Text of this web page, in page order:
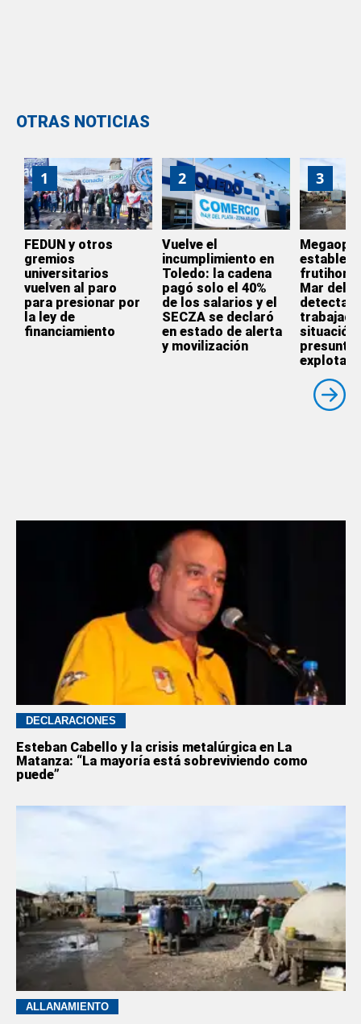
OTRAS NOTICIAS
1
FEDUN y otros
gremios
universitarios
vuelven al paro
para presionar por
la ley de
financiamiento
2
Vuelve el
incumplimiento en
Toledo: la cadena
pagó solo el 40%
de los salarios y el
SECZA se declaró
en estado de alerta
y movilización
3
Mar del
situación
presunta
DECLARACIONES
Esteban Cabello y la crisis metalúrgica en La
Matanza: “La mayoría está sobreviviendo como
puede”
ALLANAMIENTO